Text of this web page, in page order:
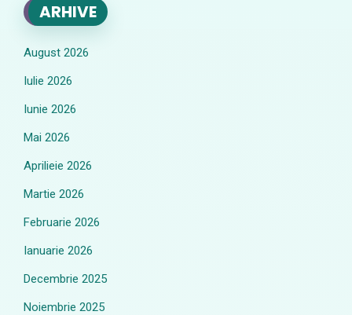
ARHIVE
August 2026
Iulie 2026
Iunie 2026
Mai 2026
Aprilieie 2026
Martie 2026
Februarie 2026
Ianuarie 2026
Decembrie 2025
Noiembrie 2025